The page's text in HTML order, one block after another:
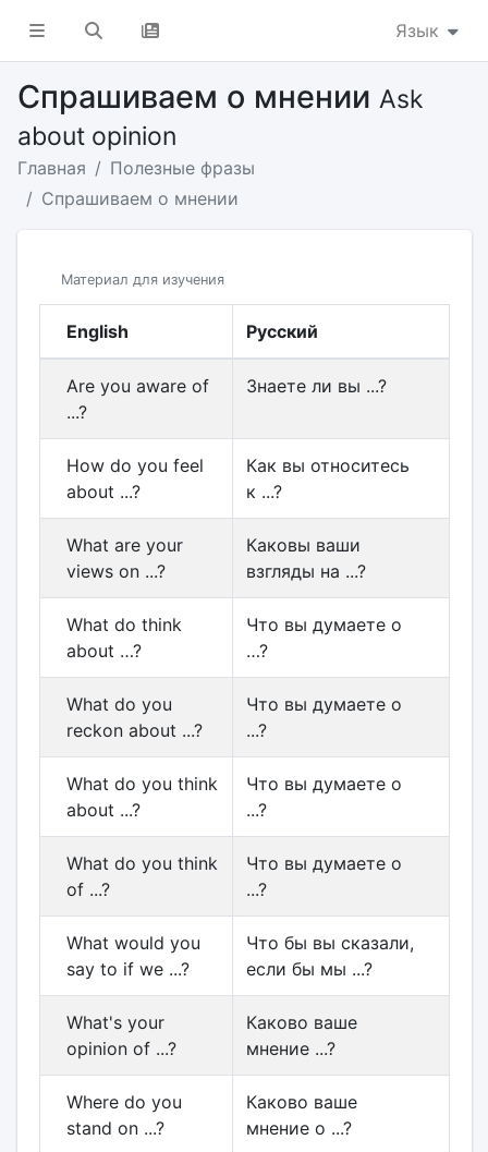
Язык
Спрашиваем о мнении Ask
about opinion
Главная
Полезные фразы
Спрашиваем о мнении
Материал для изучения
English Русский
Are you aware of
...?
Знаете ли вы ...?
How do you feel
about ...?
Как вы относитесь
к ...?
What are your
views on ...?
Каковы ваши
взгляды на ...?
What do think
about …?
Что вы думаете о
…?
What do you
reckon about ...?
Что вы думаете о
...?
What do you think
about ...?
Что вы думаете о
...?
What do you think
of ...?
Что вы думаете о
...?
What would you
say to if we ...?
Что бы вы сказали,
если бы мы ...?
What's your
opinion of ...?
Каково ваше
мнение ...?
Where do you
stand on ...?
Каково ваше
мнение о ...?